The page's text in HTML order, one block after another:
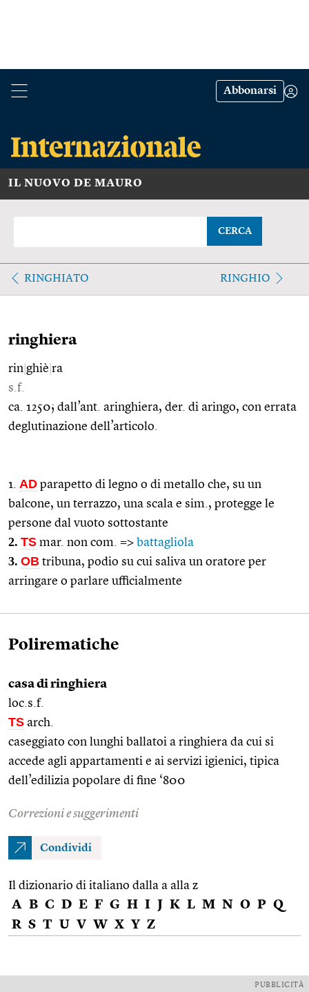
Abbonarsi
IL NUOVO DE MAURO
CERCA
RINGHIATO RINGHIO
ringhiera
rin ghiè ra
s.f.
ca. 1250; dall’ant. aringhiera, der. di aringo, con errata
deglutinazione dell’articolo.
1. AD parapetto di legno o di metallo che, su un
balcone, un terrazzo, una scala e sim., protegge le
persone dal vuoto sottostante
2. TS mar. non com. => battagliola
3. OB tribuna, podio su cui saliva un oratore per
arringare o parlare ufficialmente
Polirematiche
casa di ringhiera
loc.s.f.
TS arch.
caseggiato con lunghi ballatoi a ringhiera da cui si
accede agli appartamenti e ai servizi igienici, tipica
dell’edilizia popolare di fine ‘800
Correzioni e suggerimenti
Condividi
Il dizionario di italiano dalla a alla z
A B C D E F G H I J K L M N O P Q
R S T U V W X Y Z
PUBBLICITÀ